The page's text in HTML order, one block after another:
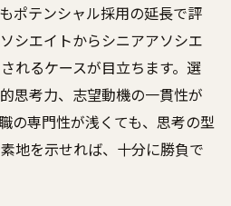
ポテンシャル採用の延長で評
シエイトからシニアアソシエ
れるケースが目立ちます。選
思考力、志望動機の一貫性が
の専門性が浅くても、思考の型
地を示せれば、十分に勝負で